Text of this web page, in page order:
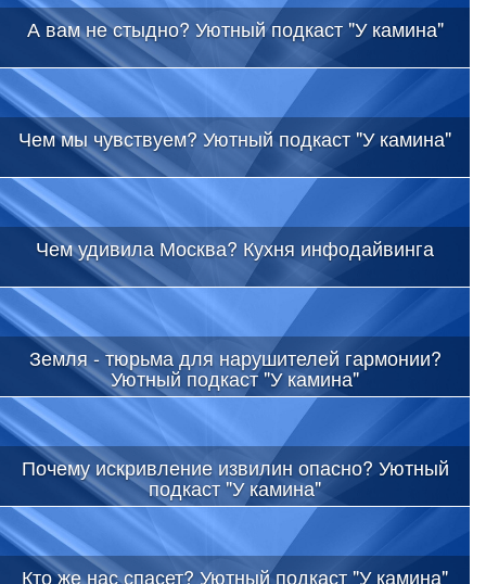
А вам не стыдно? Уютный подкаст "У камина"
Чем мы чувствуем? Уютный подкаст "У камина"
Чем удивила Москва? Кухня инфодайвинга
Земля - тюрьма для нарушителей гармонии?
Уютный подкаст "У камина"
Почему искривление извилин опасно? Уютный
подкаст "У камина"
Кто же нас спасет? Уютный подкаст "У камина"